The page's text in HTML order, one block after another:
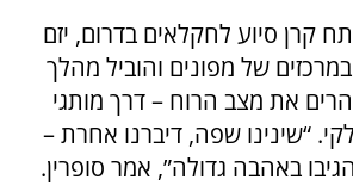
קרן סיוע לחקלאים בדרום, יזם
של מפונים והוביל מהלך
את מצב הרוח – דרך מותגי
“שינינו שפה, דיברנו אחרת –
באהבה גדולה”, אמר סופרין.